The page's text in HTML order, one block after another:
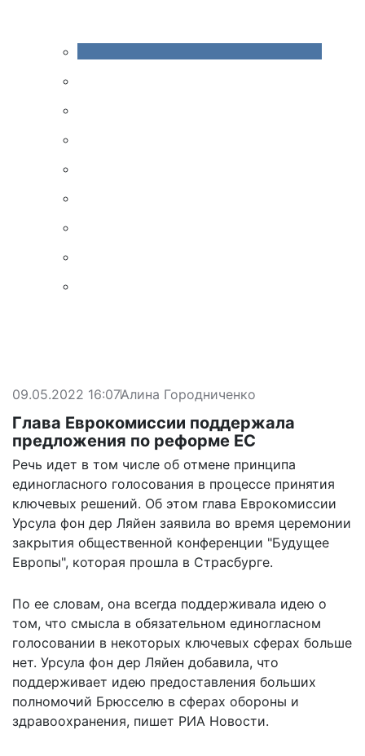
09.05.2022 16:07Алина Городниченко
Глава Еврокомиссии поддержала
предложения по реформе ЕС
Речь идет в том числе об отмене принципа
единогласного голосования в процессе принятия
ключевых решений. Об этом глава Еврокомиссии
Урсула фон дер Ляйен заявила во время церемонии
закрытия общественной конференции "Будущее
Европы", которая прошла в Страсбурге.
По ее словам, она всегда поддерживала идею о
том, что смысла в обязательном единогласном
голосовании в некоторых ключевых сферах больше
нет. Урсула фон дер Ляйен добавила, что
поддерживает идею предоставления больших
полномочий Брюсселю в сферах обороны и
здравоохранения, пишет РИА Новости.